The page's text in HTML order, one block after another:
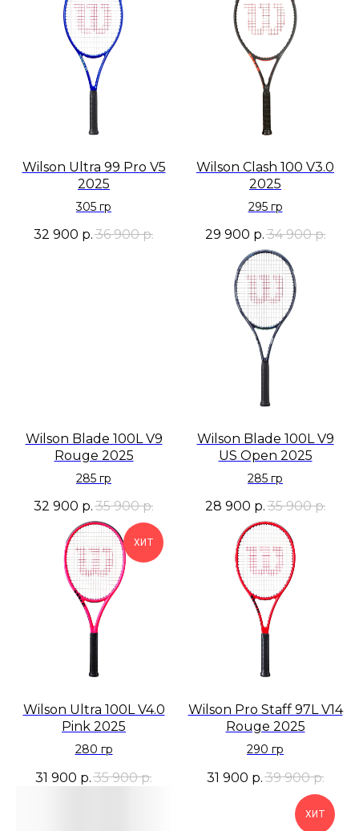
Wilson Ultra 99 Pro V5
2025
305 гр
32 900 р. 36 900 р.
Wilson Clash 100 V3.0
2025
295 гр
29 900 р.34 900 р.
Wilson Blade 100L V9
Rouge 2025
285 гр
32 900 р. 35 900 р.
Wilson Blade 100L V9
US Open 2025
285 гр
28 900 р.35 900 р.
ХИТ
Wilson Ultra 100L V4.0
Pink 2025
280 гр
31 900 р. 35 900 р.
Wilson Pro Staff 97L V14
Rouge 2025
290 гр
31 900 р.39 900 р.
ХИТ